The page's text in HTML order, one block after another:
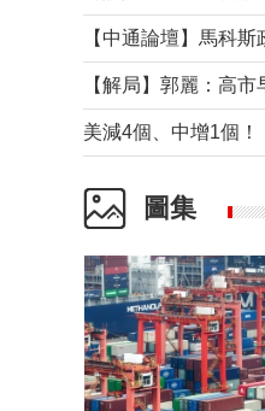
圖集